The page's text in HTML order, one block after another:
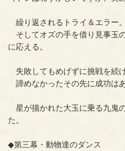
繰り返されるトライ＆エラー。
そしてオズの手を借り見事玉
に応える。
失敗してもめげずに挑戦を続け
諦めなかったその先に成功は
星が描かれた大玉に乗る九鬼
た。
◆第三幕・動物達のダンス